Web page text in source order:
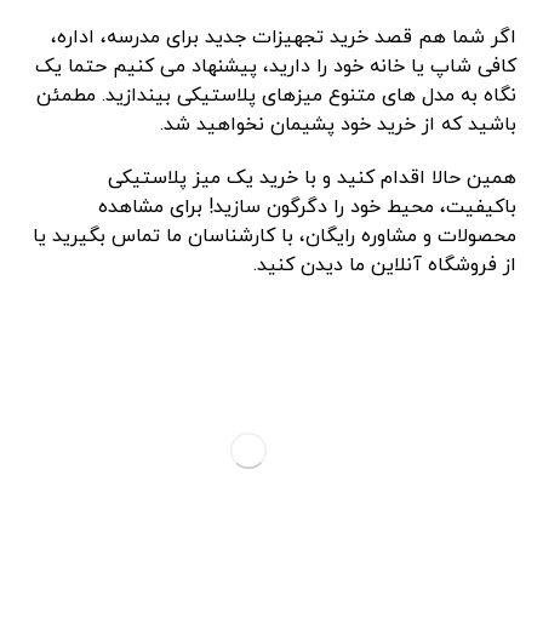
اگر شما هم قصد خرید تجهیزات جدید برای مدرسه، اداره،
کافی ‌شاپ یا خانه خود را دارید، پیشنهاد می‌ کنیم حتما یک
نگاه به مدل‌ های متنوع میزهای پلاستیکی بیندازید. مطمئن
باشید که از خرید خود پشیمان نخواهید شد.
همین حالا اقدام کنید و با خرید یک میز پلاستیکی
باکیفیت، محیط خود را دگرگون سازید! برای مشاهده
محصولات و مشاوره رایگان، با کارشناسان ما تماس بگیرید یا
از فروشگاه آنلاین ما دیدن کنید.